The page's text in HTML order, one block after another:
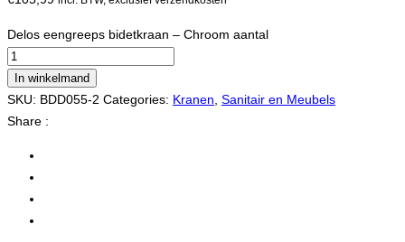
Delos eengreeps bidetkraan – Chroom aantal
In winkelmand
SKU: BDD055-2 Categories: Kranen, Sanitair en Meubels
Share :